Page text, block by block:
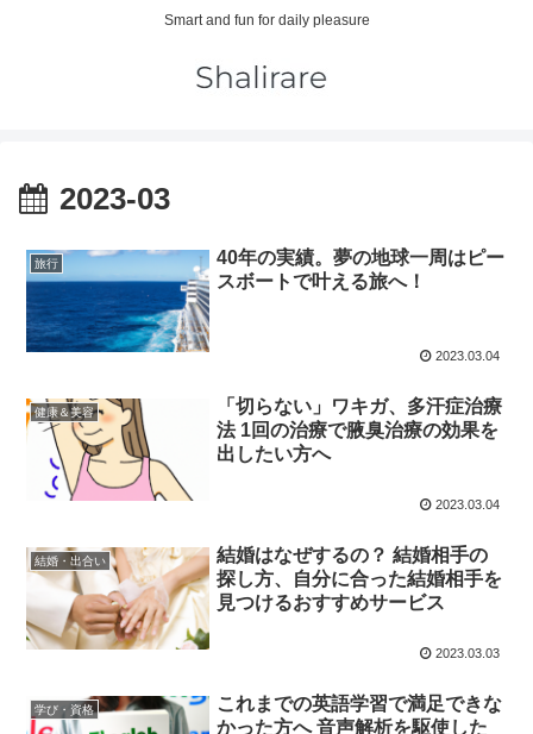
Smart and fun for daily pleasure
2023-03
旅行
40年の実績。夢の地球一周はピー
スボートで叶える旅へ！
2023.03.04
健康＆美容
「切らない」ワキガ、多汗症治療
法 1回の治療で腋臭治療の効果を
出したい方へ
2023.03.04
結婚・出合い
結婚はなぜするの？ 結婚相手の
探し方、自分に合った結婚相手を
見つけるおすすめサービス
2023.03.03
学び・資格
これまでの英語学習で満足できな
かった方へ 音声解析を駆使した